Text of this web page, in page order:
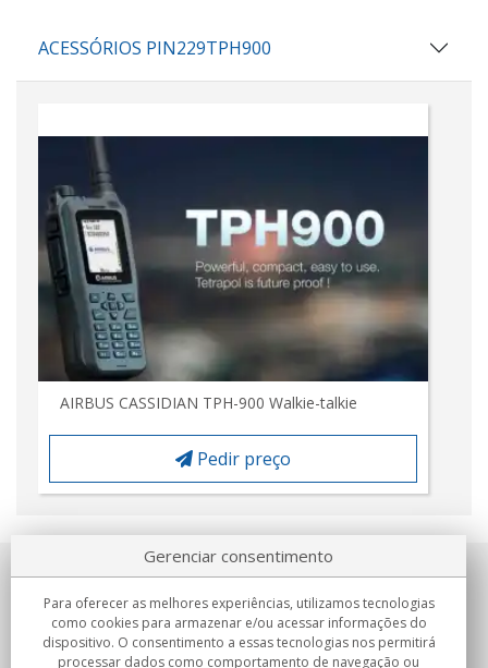
ACESSÓRIOS PIN229TPH900
AIRBUS CASSIDIAN TPH-900 Walkie-talkie
Pedir preço
Sobre nosotros
Compromissos
Gerenciar consentimento
Para oferecer as melhores experiências, utilizamos tecnologias
como cookies para armazenar e/ou acessar informações do
dispositivo. O consentimento a essas tecnologias nos permitirá
processar dados como comportamento de navegação ou